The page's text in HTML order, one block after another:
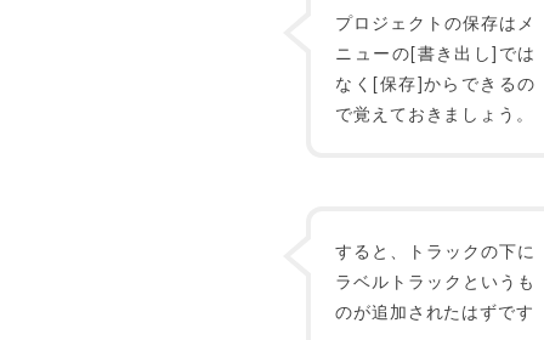
プロジェクトの保存はメ
ニューの[書き出し]では
なく[保存]からできるの
で覚えておきましょう。
すると、トラックの下に
ラベルトラックというも
のが追加されたはずです